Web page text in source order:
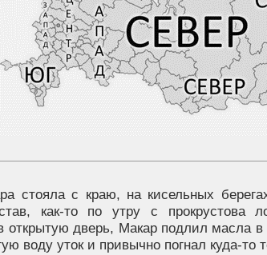
стояла с краю, на кисельных
как-то по утру с прокрустова
дверь, Макар подлил масла в
воду уток и привычно погнал куда-то